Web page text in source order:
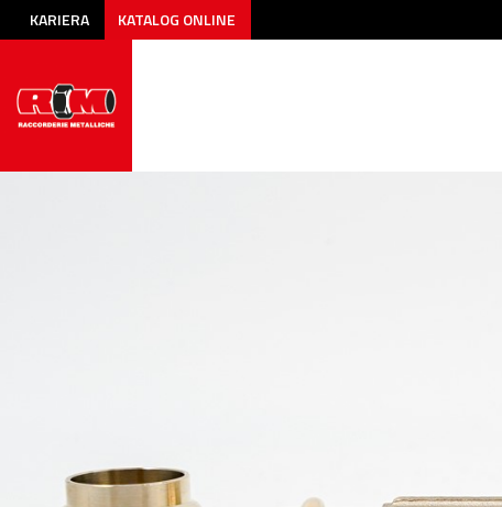
KARIERA KATALOG ONLINE